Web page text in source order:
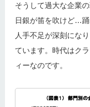
そうして過大な企業
日銀が笛を吹けど…
人手不足が深刻にな
ています。時代はク
ィーなのです。